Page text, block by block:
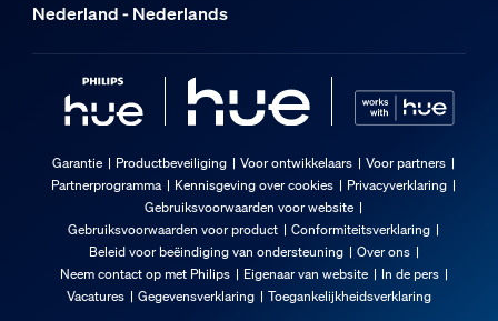
Nederland - Nederlands
Garantie Productbeveiliging Voor ontwikkelaars
Voor partners
Partnerprogramma
Kennisgeving over cookies
Privacyverklaring
Gebruiksvoorwaarden voor website
Gebruiksvoorwaarden voor product
Conformiteitsverklaring
Beleid voor beëindiging van ondersteuning
Over ons
Neem contact op met Philips
Eigenaar van website
In de pers
Vacatures
Gegevensverklaring Toegankelijkheidsverklaring